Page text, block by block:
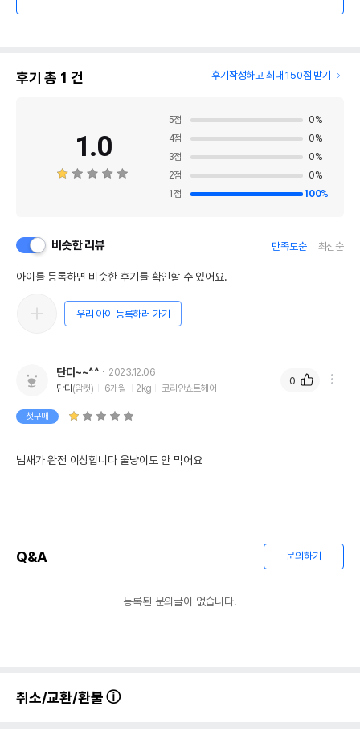
후기 총 1 건 후기작성하고 최대 150점 받기
1.0
5점 0%
4점 0%
3점 0%
2점 0%
1 점 100%
비슷한 리뷰 만족도순 최신순
아이를 등록하면 비슷한 후기를 확인할 수 있어요.
우리 아이 등록하러 가기
단디~~^^
2023.12.06
단디 (암컷) 6개월 2kg 코리안쇼트헤어
첫구매
냄새가 완전 이상합니다 울냥이도 안 먹어요
0
Q&A 문의하기
등록된 문의글이 없습니다.
취소/교환/환불